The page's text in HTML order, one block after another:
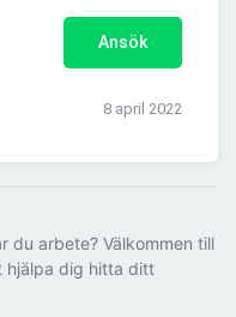
Ansök
8 april 2022
du arbete? Välkommen till
hjälpa dig hitta ditt